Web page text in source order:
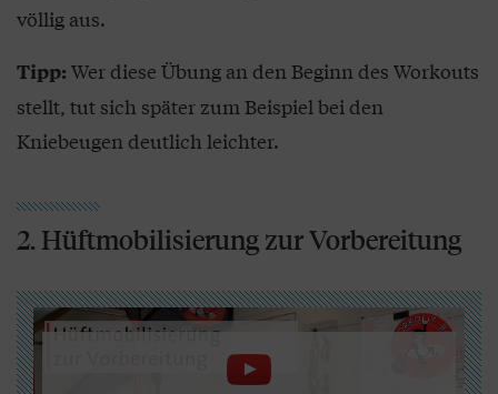
völlig aus.
Tipp: Wer diese Übung an den Beginn des Workouts
stellt, tut sich später zum Beispiel bei den
Kniebeugen deutlich leichter.
2. Hüftmobilisierung zur Vorbereitung